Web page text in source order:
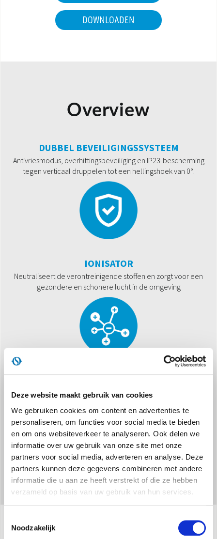
Deze website maakt gebruik van cookies
We gebruiken cookies om content en advertenties te
personaliseren, om functies voor social media te bieden
en om ons websiteverkeer te analyseren. Ook delen we
informatie over uw gebruik van onze site met onze
partners voor social media, adverteren en analyse. Deze
partners kunnen deze gegevens combineren met andere
informatie die u aan ze heeft verstrekt of die ze hebben
verzameld op basis van uw gebruik van hun services.
Noodzakelijk
DOWNLOADEN
Overview
DUBBEL BEVEILIGINGSSYSTEEM
Antivriesmodus, overhittingsbeveiliging en IP23-bescherming
tegen verticaal druppelen tot een hellingshoek van 0°.
IONISATOR
Neutraliseert de verontreinigende stoffen en zorgt voor een
gezondere en schonere lucht in de omgeving
PROGRAMMEERBAAR
Touchdisplay, multifunctionele afstandsbediening en wekelijkse